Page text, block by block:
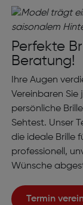
Perfekte
Beratung!
Ihre Augen
Vereinbaren Sie
persönliche
Sehtest. Unser
die ideale Brille
professionell,
Wünsche
Termin